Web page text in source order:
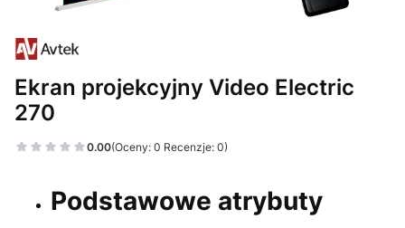
Ekran projekcyjny Video Electric
270
0.00(Oceny: 0 Recenzje: 0)
Podstawowe atrybuty